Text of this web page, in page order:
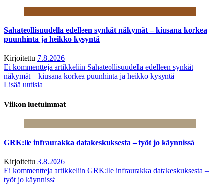
Sahateollisuudella edelleen synkät näkymät – kiusana korkea
puunhinta ja heikko kysyntä
Kirjoitettu 7.8.2026
Ei kommentteja artikkeliin Sahateollisuudella edelleen synkät
näkymät – kiusana korkea puunhinta ja heikko kysyntä
Lisää uutisia
Viikon luetuimmat
GRK:lle infraurakka datakeskuksesta – työt jo käynnissä
Kirjoitettu 3.8.2026
Ei kommentteja artikkeliin GRK:lle infraurakka datakeskuksesta –
työt jo käynnissä